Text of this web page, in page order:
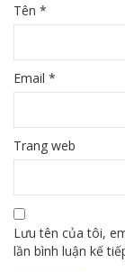
Tên *
Email *
Trang web
Lưu tên của tôi,
lần bình luận kế